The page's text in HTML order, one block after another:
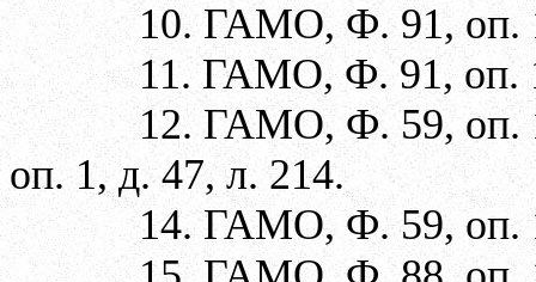
10. ГАМО, Ф. 91, оп.
11. ГАМО, Ф. 91, оп.
12. ГАМО, Ф. 59, оп.
оп. 1, д. 47, л. 214.
14. ГАМО, Ф. 59, оп.